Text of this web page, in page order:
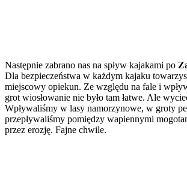
Następnie zabrano nas na spływ kajakami po
Dla bezpieczeństwa w każdym kajaku
miejscowy opiekun. Ze względu na fale i
grot wiosłowanie nie było tam łatwe. Ale
Wpływaliśmy w lasy namorzynowe, w groty
przepływaliśmy pomiędzy wapiennymi
przez erozję. Fajne chwile.